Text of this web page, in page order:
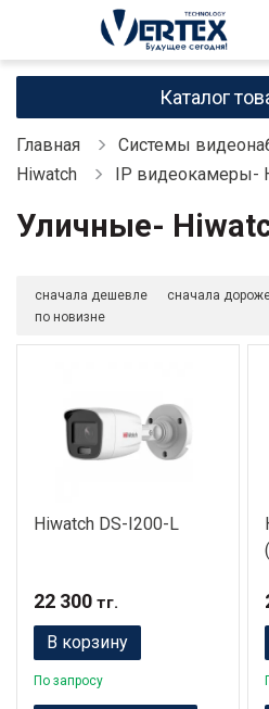
Каталог
Главная
Системы
Hiwatch
IP видеокамеры-
Уличные-
сначала дешевле сначала
по новизне
Hiwatch DS-I200-L
22 300 тг.
В корзину
По запросу